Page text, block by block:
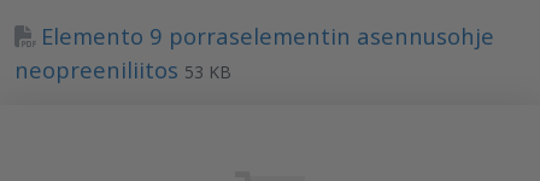
Elemento 9 porraselementin asennusohje
neopreeniliitos 53 KB